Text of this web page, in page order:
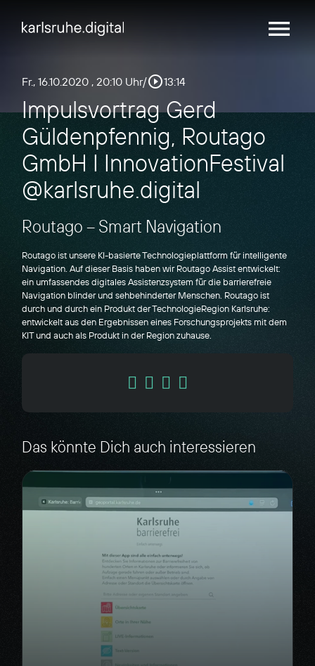
menu
Fr., 16.10.2020 , 20:10 Uhr/play_circle_outline13:14
Impulsvortrag Gerd
Güldenpfennig, Routago
GmbH I InnovationFestival
@karlsruhe.digital
Routago – Smart Navigation
Routago ist unsere KI-basierte Technologieplattform für intelligente
Navigation. Auf dieser Basis haben wir Routago Assist entwickelt:
ein umfassendes digitales Assistenzsystem für die barrierefreie
Navigation blinder und sehbehinderter Menschen. Routago ist
durch und durch ein Produkt der TechnologieRegion Karlsruhe:
entwickelt aus den Ergebnissen eines Forschungsprojekts mit dem
KIT und auch als Produkt in der Region zuhause.
Das könnte Dich auch interessieren